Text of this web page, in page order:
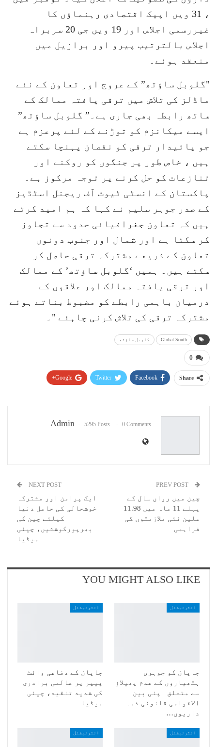
، 31 ویں اپیک اقتصادی رہنماؤں کا
غیررسمی اجلاس اور 19 ویں جی 20 سربراہ
اجلاس بالترتیب پیرو اور برازیل میں
منعقد ہوئے۔
"گلوبل ساؤتھ” کے عروج اور تعاون کے نئے
ماڈلز کی تلاش میں ترقی یافتہ ممالک کے
ساتھ رابطہ بھی جاری ہے۔” گلوبل ساؤتھ”
ایسے میکانزم کو توڑنے کے لئے پرعزم ہے
جو پائیدار ترقی کو نقصان پہنچا سکتے
ہیں ، خاص طور پر جنگوں کو روکنے اور
تنازعات کو حل کرنے پر توجہ مرکوز ہے۔
پاکستان کے انسٹی ٹیوٹ آف ریجنل اسٹڈیز
کے صدر جوہر سلیم نے کہا کہ ہم امید کرتے
ہیں کہ تعاون جغرافیائی حدود سے تجاوز
کر سکتا ہے اور شمال اور جنوب دونوں
تعاون کے ذریعے مشترکہ ترقی حاصل کر
سکتے ہیں۔ ہمیں ‘گلوبل ساؤتھ’ کے ممالک
اور ترقی یافتہ ممالک اور علاقوں کے
درمیان باہمی رابطے کو مضبوط بناتے ہوئے
مشترکہ ترقی کی تلاش کرنی چاہئے "۔
Global South گلوبل ساؤتھ
0
Share
Facebook
Twitter
Google+
Admin 5295 Posts 0 Comments
چین میں رواں سال کے
پہلے 11 ماہ میں 11.98
ملین نئی ملازمتوں کی
فراہمی
NEXT POST
ایک پرامن اور مشترکہ
خوشحالی کی حامل دنیا
کیلئے چین کی
بھرپورکوششیں، چینی
میڈیا
YOU MIGHT ALSO LIKE
انٹرنیشنل
جاپان کو جوہری
ہتھیاروں کے عدم پھیلاؤ
سے متعلق اپنی بین
الاقوامی قانونی ذمہ
داریوں…
انٹرنیشنل
جاپان کے دفاعی وائٹ
پیپر پر عالمی برادری
کی شدید تنقید، چینی
میڈیا
انٹرنیشنل انٹرنیشنل